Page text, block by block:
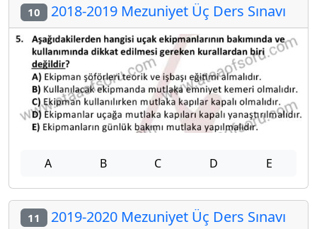
10 2018-2019 Mezuniyet Üç Ders Sınavı
A B C D E
11 2019-2020 Mezuniyet Üç Ders Sınavı